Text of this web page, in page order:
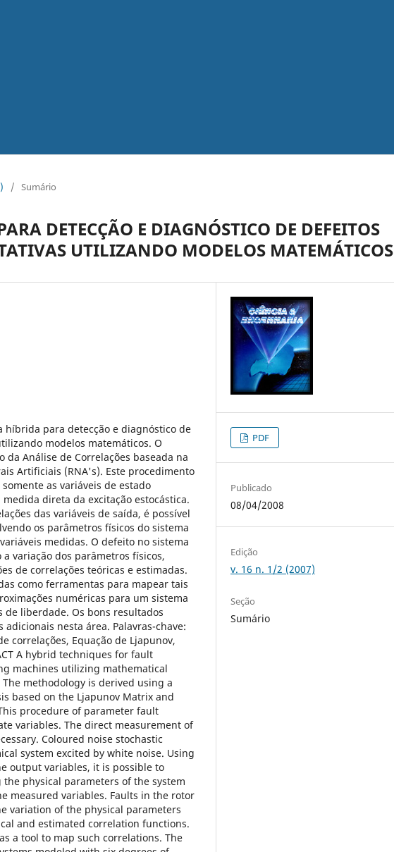
/ Sumário
DETECÇÃO E DIAGNÓSTICO DE DEFEITOS
UTILIZANDO MODELOS MATEMÁTICOS
híbrida para detecção e diagnóstico de
modelos matemáticos. O
da Análise de Correlações baseada na
Artificiais (RNA's). Este procedimento
as variáveis de estado
direta da excitação estocástica.
das variáveis de saída, é possível
os parâmetros físicos do sistema
medidas. O defeito no sistema
variação dos parâmetros físicos,
de correlações teóricas e estimadas.
como ferramentas para mapear tais
numéricas para um sistema
de liberdade. Os bons resultados
nesta área. Palavras-chave:
correlações, Equação de Ljapunov,
A hybrid techniques for fault
machines utilizing mathematical
methodology is derived using a
based on the Ljapunov Matrix and
procedure of parameter fault
variables. The direct measurement of
Coloured noise stochastic
system excited by white noise. Using
output variables, it is possible to
physical parameters of the system
measured variables. Faults in the rotor
variation of the physical parameters
and estimated correlation functions.
a tool to map such correlations. The
PDF
Publicado
08/04/2008
Edição
v. 16 n. 1/2 (2007)
Seção
Sumário